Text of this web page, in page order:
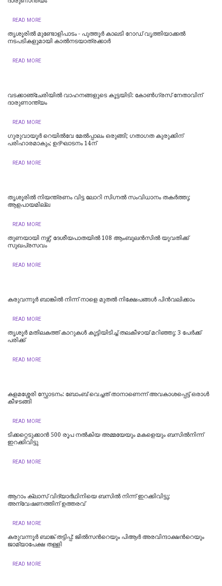
READ MORE
തൃശൂരിൽ മുണ്ടോളിപാടം - പുത്തൂർ കാലടി റോഡ് വൃത്തിയാക്കൽ
നടപടികളുമായി കാൽനടയാത്രക്കാർ
READ MORE
വടക്കാഞ്ചേരിയിൽ വാഹനങ്ങളുടെ കൂട്ടയിടി: കോൺഗ്രസ് നേതാവിന്
ദാരുണാന്ത്യം
READ MORE
ഗുരുവായൂര്‍ റെയില്‍വേ മേല്‍പ്പാലം ഒരുങ്ങി; ഗതാഗത കുരുക്കിന്
പരിഹാരമാകും; ഉദ്ഘാടനം 14ന്
READ MORE
തൃശൂരിൽ നിയന്ത്രണം വിട്ട ലോറി സിഗ്നൽ സംവിധാനം തകർത്തു;
ആളപായമില്ല
READ MORE
തുണയായി നഴ്സ്; ദേശീയപാതയിൽ 108 ആംബുലൻസിൽ യുവതിക്ക്
സുഖപ്രസവം
READ MORE
കരുവന്നൂർ ബാങ്കിൽ നിന്ന് നാളെ മുതൽ നിക്ഷേപങ്ങൾ പിൻവലിക്കാം
READ MORE
തൃശൂര്‍ മതിലകത്ത് കാറുകള്‍ കൂട്ടിയിടിച്ച് തലകീഴായ് മറിഞ്ഞു; 3 പേര്‍ക്ക്
പരിക്ക്
READ MORE
കളമശ്ശേരി സ്ഫോടനം: ബോംബ് വെച്ചത് താനാണെന്ന് അവകാശപ്പെട്ട് ഒരാൾ
കീഴടങ്ങി
READ MORE
ടിക്കറ്റെടുക്കാന്‍ 500 രൂപ നല്‍കിയ അമ്മയേയും മകളെയും ബസില്‍നിന്ന്
ഇറക്കിവിട്ടു
READ MORE
ആറാം ക്ലാസ് വിദ്യാര്‍ഥിനിയെ ബസില്‍ നിന്ന് ഇറക്കിവിട്ടു;
അന്വേഷണത്തിന് ഉത്തരവ്
READ MORE
കരുവന്നൂർ ബാങ്ക് തട്ടിപ്പ്: ജിൽസന്‍റെയും പിആർ അരവിന്ദാക്ഷന്‍റെയും
ജാമ്യാപേക്ഷ തള്ളി
READ MORE